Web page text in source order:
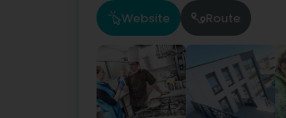
Website Route